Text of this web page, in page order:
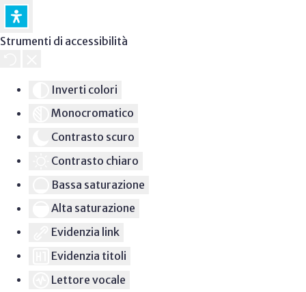
Strumenti di accessibilità
Inverti colori
Monocromatico
Contrasto scuro
Contrasto chiaro
Bassa saturazione
Alta saturazione
Evidenzia link
Evidenzia titoli
Lettore vocale